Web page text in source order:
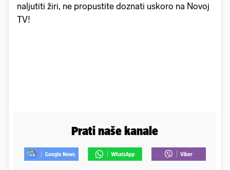
naljutiti žiri, ne propustite doznati uskoro na Novoj
TV!
Prati naše kanale